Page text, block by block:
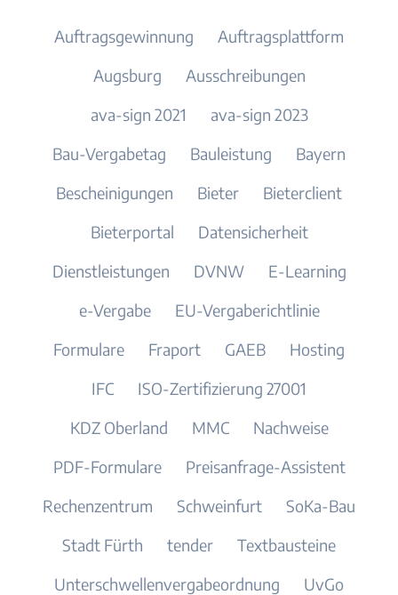
Auftragsgewinnung
Auftragsplattform
Augsburg
Ausschreibungen
ava-sign 2021
ava-sign 2023
Bau-Vergabetag
Bauleistung
Bayern
Bescheinigungen
Bieter
Bieterclient
Bieterportal
Datensicherheit
Dienstleistungen
DVNW
E-Learning
e-Vergabe
EU-Vergaberichtlinie
Formulare
Fraport GAEB
Hosting
IFC
ISO-Zertifizierung 27001
KDZ Oberland
MMC
Nachweise
PDF-Formulare
Preisanfrage-Assistent
Rechenzentrum
Schweinfurt
SoKa-Bau
Stadt Fürth
tender
Textbausteine
Unterschwellenvergabeordnung
UvGo